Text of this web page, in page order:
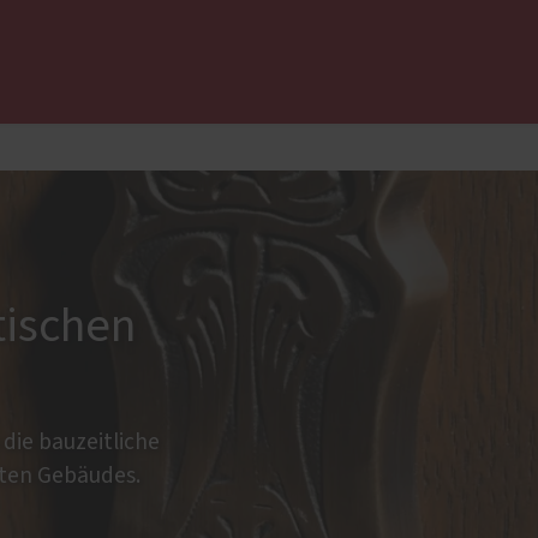
Haustüren
Altbau und Denkmal
...
bauzeitliche
Gebäudes.